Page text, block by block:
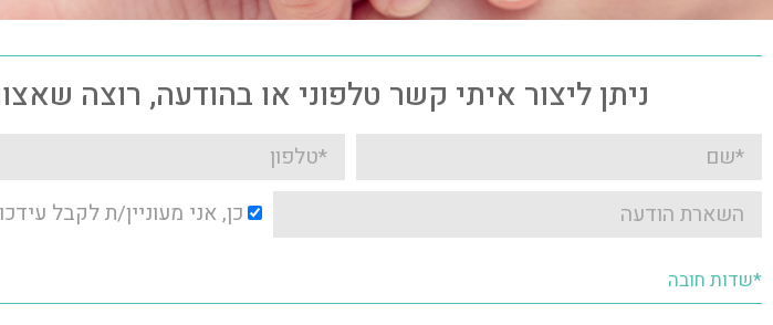
ניתן ליצור איתי קשר טלפוני או בהודעה, רוצה
כן, אני מעוניין/ת לקבל
*שדות חובה